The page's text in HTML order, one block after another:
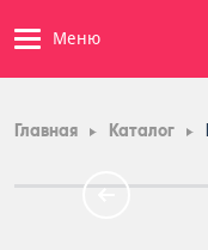
Меню
Главная Каталог